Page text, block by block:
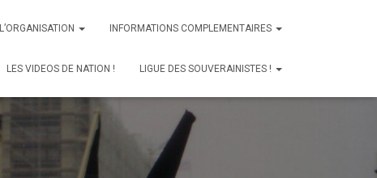
L’ORGANISATION INFORMATIONS COMPLEMENTAIRES
LES VIDEOS DE NATION ! LIGUE DES SOUVERAINISTES !